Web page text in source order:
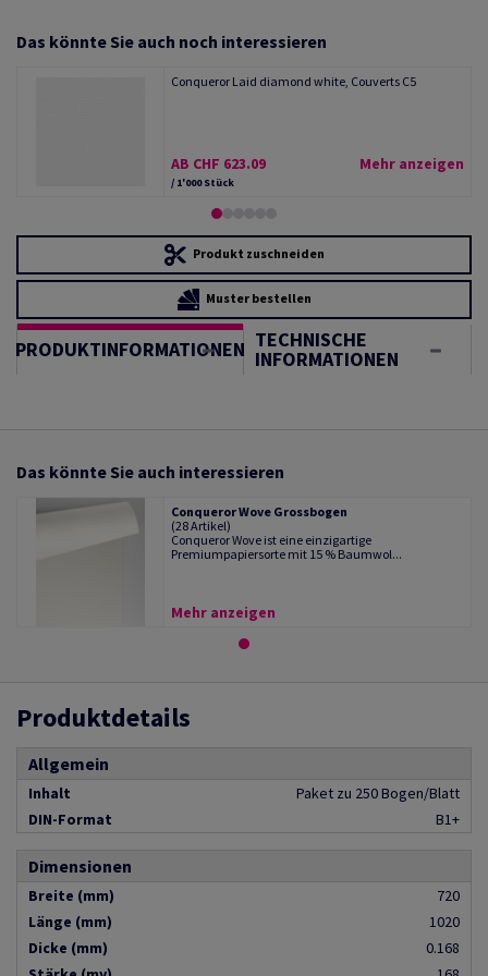
Das könnte Sie auch noch interessieren
Conqueror Laid diamond white, Couverts C5
AB CHF 623.09
/ 1'000 Stück
Mehr anzeigen
Produkt zuschneiden
Muster bestellen
PRODUKTINFORMATIONEN TECHNISCHE
INFORMATIONEN
Das könnte Sie auch interessieren
Conqueror Wove Grossbogen
(28 Artikel)
Conqueror Wove ist eine einzigartige
Premiumpapiersorte mit 15 % Baumwol...
Mehr anzeigen
Produktdetails
Allgemein
Inhalt
Paket zu 250 Bogen/Blatt
DIN-Format
B1+
Dimensionen
Breite (mm)
720
Länge (mm)
1020
Dicke (mm)
0.168